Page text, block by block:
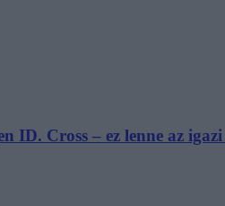
ID. Cross – ez lenne az